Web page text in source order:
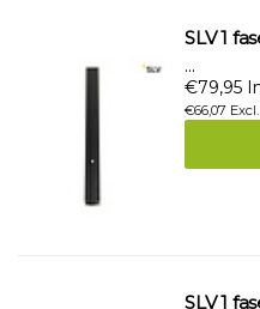
SLV 1
...
€79,95
€66,07
SLV 1